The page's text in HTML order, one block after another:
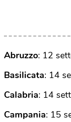
Abruzzo: 12
Basilicata: 14
Calabria: 14
Campania: 15